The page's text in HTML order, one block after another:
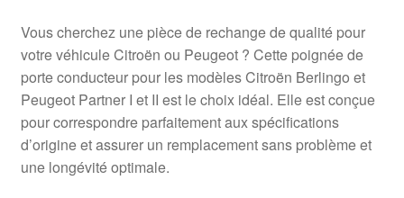
Vous cherchez une pièce de rechange de qualité pour
votre véhicule Citroën ou Peugeot ? Cette poignée de
porte conducteur pour les modèles Citroën Berlingo et
Peugeot Partner I et II est le choix idéal. Elle est conçue
pour correspondre parfaitement aux spécifications
d’origine et assurer un remplacement sans problème et
une longévité optimale.